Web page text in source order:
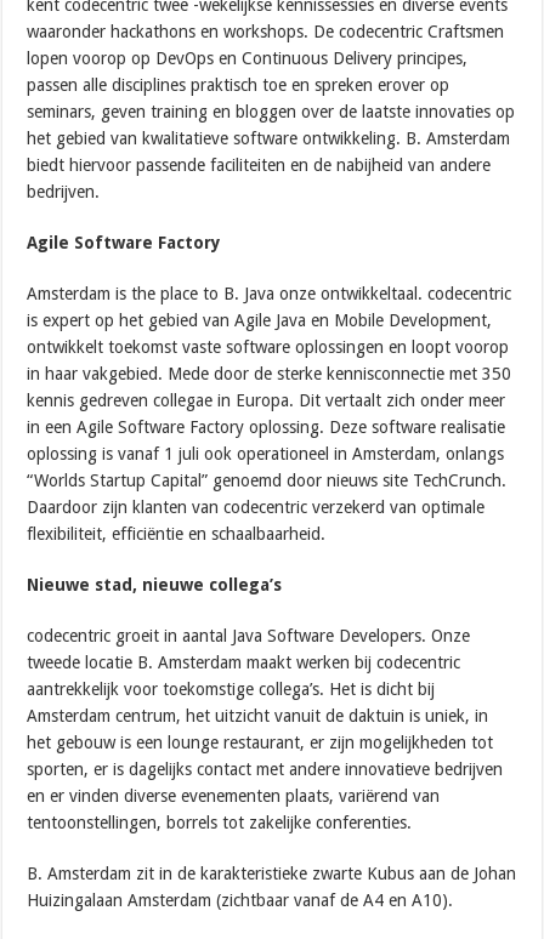
kent codecentric twee -wekelijkse kennissessies en diverse events
waaronder hackathons en workshops. De codecentric Craftsmen
lopen voorop op DevOps en Continuous Delivery principes,
passen alle disciplines praktisch toe en spreken erover op
seminars, geven training en bloggen over de laatste innovaties op
het gebied van kwalitatieve software ontwikkeling. B. Amsterdam
biedt hiervoor passende faciliteiten en de nabijheid van andere
bedrijven.
Agile Software Factory
Amsterdam is the place to B. Java onze ontwikkeltaal. codecentric
is expert op het gebied van Agile Java en Mobile Development,
ontwikkelt toekomst vaste software oplossingen en loopt voorop
in haar vakgebied. Mede door de sterke kennisconnectie met 350
kennis gedreven collegae in Europa. Dit vertaalt zich onder meer
in een Agile Software Factory oplossing. Deze software realisatie
oplossing is vanaf 1 juli ook operationeel in Amsterdam, onlangs
“Worlds Startup Capital” genoemd door nieuws site TechCrunch.
Daardoor zijn klanten van codecentric verzekerd van optimale
flexibiliteit, efficiëntie en schaalbaarheid.
Nieuwe stad, nieuwe collega’s
codecentric groeit in aantal Java Software Developers. Onze
tweede locatie B. Amsterdam maakt werken bij codecentric
aantrekkelijk voor toekomstige collega’s. Het is dicht bij
Amsterdam centrum, het uitzicht vanuit de daktuin is uniek, in
het gebouw is een lounge restaurant, er zijn mogelijkheden tot
sporten, er is dagelijks contact met andere innovatieve bedrijven
en er vinden diverse evenementen plaats, variërend van
tentoonstellingen, borrels tot zakelijke conferenties.
B. Amsterdam zit in de karakteristieke zwarte Kubus aan de Johan
Huizingalaan Amsterdam (zichtbaar vanaf de A4 en A10).